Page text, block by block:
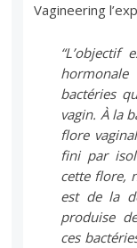
Vagineering
bactéries
vagin. À la
flore
fini par
cette flore,
est de la
produise
ces